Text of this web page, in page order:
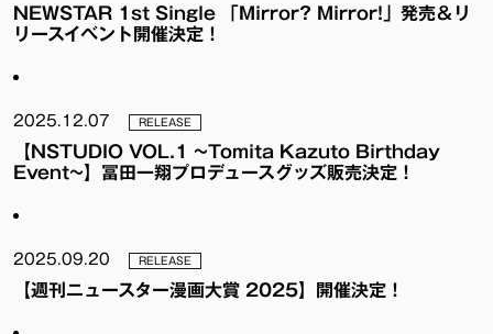
NEWSTAR 1st Single 「Mirror? Mirror!」発売＆リ
リースイベント開催決定！
2025.12.07 RELEASE
【NSTUDIO VOL.1 ~Tomita Kazuto Birthday
Event~】冨田一翔プロデュースグッズ販売決定！
2025.09.20 RELEASE
【週刊ニュースター漫画大賞 2025】開催決定！